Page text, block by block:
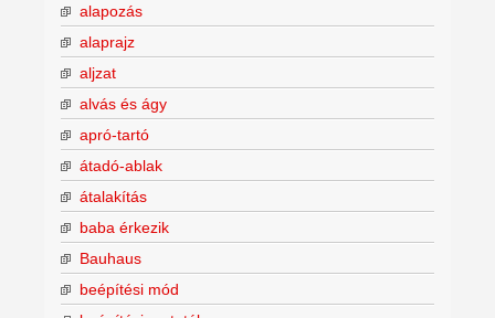
alapozás
alaprajz
aljzat
alvás és ágy
apró-tartó
átadó-ablak
átalakítás
baba érkezik
Bauhaus
beépítési mód